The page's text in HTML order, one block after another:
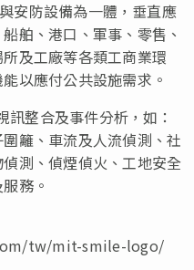
安防設備為一體，垂直應
舶、港口、軍事、零售、
及工廠等各類工商業環
以應付公共設施需求。
整合及事件分析，如：
籬、車流及人流偵測、社
測、偵煙偵火、工地安全
務。
tw/mit-smile-logo/